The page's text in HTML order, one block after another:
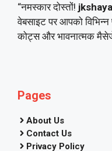
“नमस्कार दोस्तों!
वेबसाइट पर आपको विभिन्न
कोट्स और भावनात्मक
Pages
About Us
Contact Us
Privacy Policy